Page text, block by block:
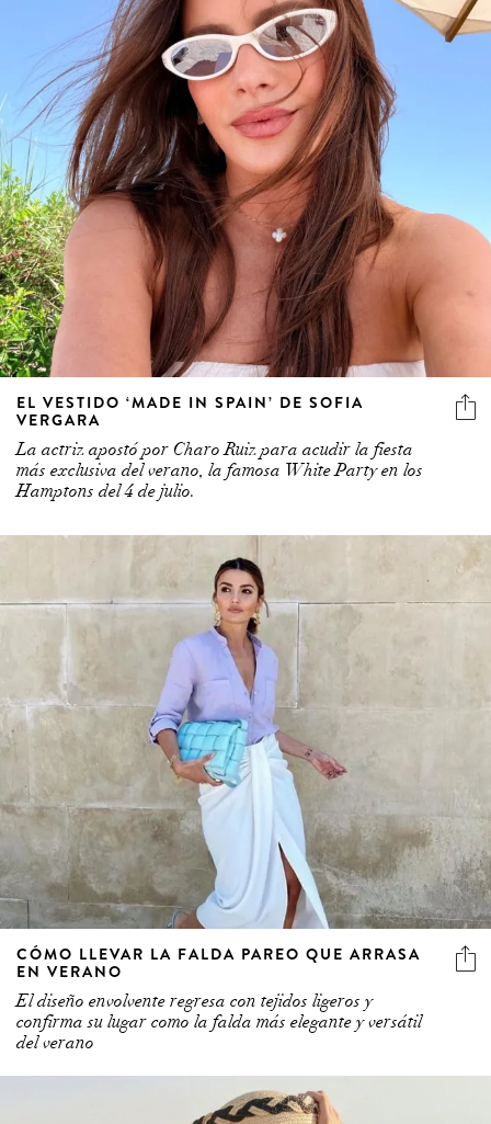
EL VESTIDO ‘MADE IN SPAIN’ DE SOFIA
VERGARA
La actriz apostó por Charo Ruiz para acudir la fiesta
más exclusiva del verano, la famosa White Party en los
Hamptons del 4 de julio.
CÓMO LLEVAR LA FALDA PAREO QUE ARRASA
EN VERANO
El diseño envolvente regresa con tejidos ligeros y
confirma su lugar como la falda más elegante y versátil
del verano